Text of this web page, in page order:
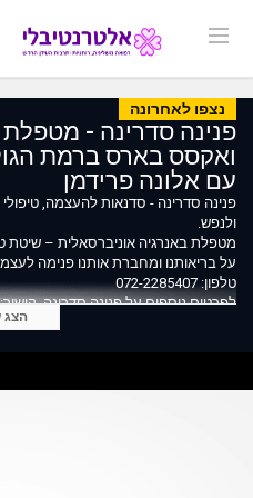
נצפו לאחרונה
פנינה סדרינה - מטפלת
ואקסס בארס ברמת
עם אלונה פרידמן
פנינה סדרינה - סדנאות להעצמה,
ולנפש.
מטפלת באנרגיה אוניברסאלית – שיטת
על בריאותנו ומחברת אותנו פנימה
טלפון: 072-2285407
לפרטים נוספים על פנינה סדרינה, קישור:
https://index.alternativli.co.il/38.html
הצג